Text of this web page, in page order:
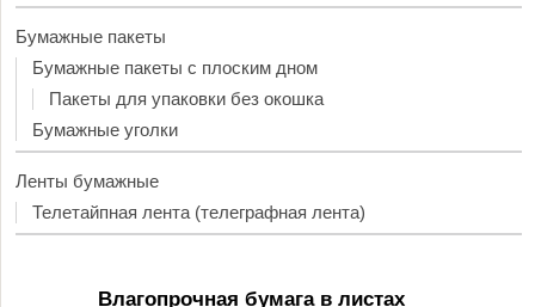
Бумажные пакеты
Бумажные пакеты с плоским дном
Пакеты для упаковки без окошка
Бумажные уголки
Ленты бумажные
Телетайпная лента (телеграфная лента)
Влагопрочная бумага в листах